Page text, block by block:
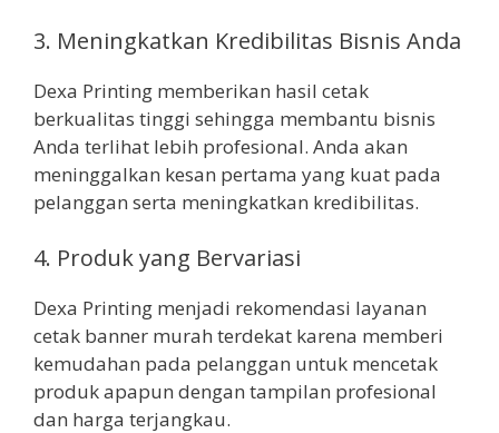
3. Meningkatkan Kredibilitas Bisnis Anda
Dexa Printing memberikan hasil cetak
berkualitas tinggi sehingga membantu bisnis
Anda terlihat lebih profesional. Anda akan
meninggalkan kesan pertama yang kuat pada
pelanggan serta meningkatkan kredibilitas.
4. Produk yang Bervariasi
Dexa Printing menjadi rekomendasi layanan
cetak banner murah terdekat karena memberi
kemudahan pada pelanggan untuk mencetak
produk apapun dengan tampilan profesional
dan harga terjangkau.